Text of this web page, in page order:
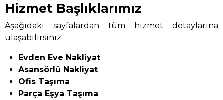
Hizmet Başlıklarımız
Aşağıdaki sayfalardan tüm hizmet detaylarına
ulaşabilirsiniz.
Evden Eve Nakliyat
Asansörlü Nakliyat
Ofis Taşıma
Parça Eşya Taşıma